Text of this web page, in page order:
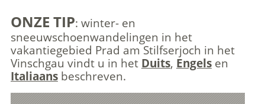
ONZE TIP: winter- en
sneeuwschoenwandelingen in het
vakantiegebied Prad am Stilfserjoch in het
Vinschgau vindt u in het Duits, Engelsen
Italiaansbeschreven.